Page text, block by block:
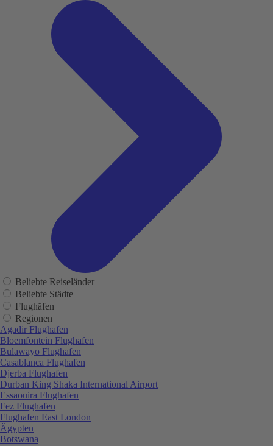
Beliebte Reiseländer
Beliebte Städte
Flughäfen
Regionen
Agadir Flughafen
Bloemfontein Flughafen
Bulawayo Flughafen
Casablanca Flughafen
Djerba Flughafen
Durban King Shaka International Airport
Essaouira Flughafen
Fez Flughafen
Flughafen East London
Ägypten
Botswana